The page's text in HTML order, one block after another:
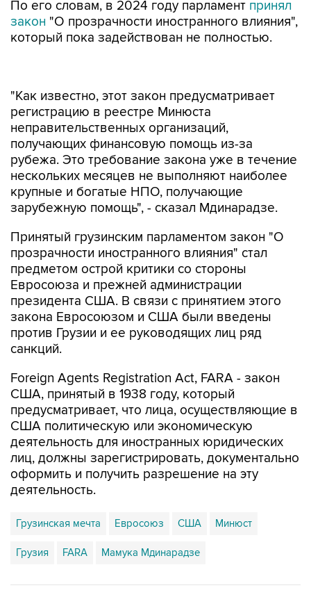
По его словам, в 2024 году парламент принял
закон "О прозрачности иностранного влияния",
который пока задействован не полностью.
"Как известно, этот закон предусматривает
регистрацию в реестре Минюста
неправительственных организаций,
получающих финансовую помощь из-за
рубежа. Это требование закона уже в течение
нескольких месяцев не выполняют наиболее
крупные и богатые НПО, получающие
зарубежную помощь", - сказал Мдинарадзе.
Принятый грузинским парламентом закон "О
прозрачности иностранного влияния" стал
предметом острой критики со стороны
Евросоюза и прежней администрации
президента США. В связи с принятием этого
закона Евросоюзом и США были введены
против Грузии и ее руководящих лиц ряд
санкций.
Foreign Agents Registration Act, FARA - закон
США, принятый в 1938 году, который
предусматривает, что лица, осуществляющие в
США политическую или экономическую
деятельность для иностранных юридических
лиц, должны зарегистрировать, документально
оформить и получить разрешение на эту
деятельность.
Грузинская мечта Евросоюз США Минюст
Грузия FARA Мамука Мдинарадзе